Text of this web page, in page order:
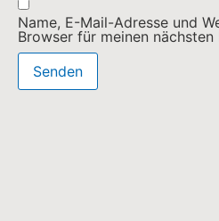
Name, E-Mail-Adresse und
Browser für meinen